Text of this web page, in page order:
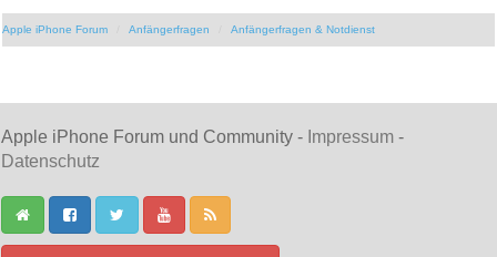
Apple iPhone Forum Anfängerfragen Anfängerfragen & Notdienst
Apple iPhone Forum und Community - Impressum -
Datenschutz